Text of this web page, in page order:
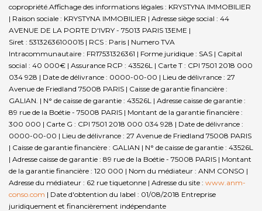
copropriété. Affichage des informations légales : KRYSTYNA IMMOBILIER
| Raison sociale : KRYSTYNA IMMOBILIER | Adresse siège social : 44
AVENUE DE LA PORTE D'IVRY - 75013 PARIS 13EME |
Siret : 53132636100015 | RCS : Paris | Numero TVA
Intracommunautaire : FR17531326361 | Forme juridique : SAS | Capital
social : 40 000€ | Assurance RCP : 43526L | Carte T : CPI 7501 2018 000
034 928 | Date de délivrance : 0000-00-00 | Lieu de délivrance : 27
Avenue de Friedland 75008 PARIS | Caisse de garantie financière :
GALIAN. | N° de caisse de garantie : 43526L | Adresse caisse de garantie :
89 rue de la Boétie - 75008 PARIS | Montant de la garantie financière :
300 000 | Carte G : CPI 7501 2018 000 034 928 | Date de délivrance :
0000-00-00 | Lieu de délivrance : 27 Avenue de Friedland 75008 PARIS
| Caisse de garantie financière : GALIAN | N° de caisse de garantie : 43526L
| Adresse caisse de garantie : 89 rue de la Boétie - 75008 PARIS | Montant
de la garantie financière : 120 000 | Nom du médiateur : ANM CONSO |
Adresse du médiateur : 62 rue tiquetonne | Adresse du site : www.anm-
conso.com | Date d'obtention du label : 01/08/2018 Entreprise
juridiquement et financièrement indépendante